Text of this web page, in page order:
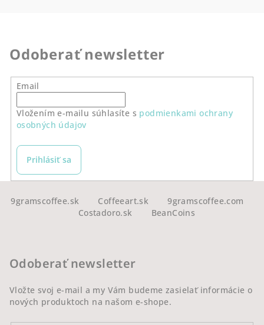
Odoberať newsletter
Email
Vložením e-mailu súhlasíte s podmienkami ochrany
osobných údajov
Prihlásiť sa
9gramscoffee.sk Coffeeart.sk
9gramscoffee.com
Costadoro.sk
BeanCoins
Odoberať newsletter
Vložte svoj e-mail a my Vám budeme zasielať informácie o
nových produktoch na našom e-shope.